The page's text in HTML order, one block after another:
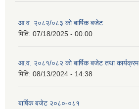
आ.व. २०८२/०८३ को बार्षिक बजेट
मिति: 07/18/2025 - 00:00
आ.व. २०८१/०८२ को बार्षिक बजेट तथा कार्यक्रम
मिति: 08/13/2024 - 14:38
बार्षिक बजेट २०८०-०८१